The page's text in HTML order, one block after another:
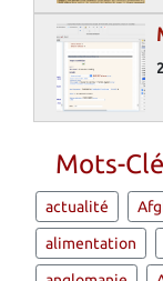
Mots-
actualité
alimentation